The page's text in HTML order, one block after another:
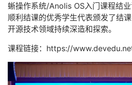
蜥操作系统/Anolis OS入门课程结
顺利结课的优秀学生代表颁发了结
开源技术领域持续深造和探索。
课程链接：https://